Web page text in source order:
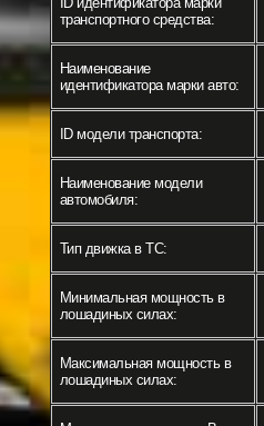
транспортного средства:
Наименование
идентификатора марки авто:
ID модели транспорта:
Наименование модели
автомобиля:
Тип движка в ТС:
Минимальная мощность в
лошадиных силах:
Максимальная мощность в
лошадиных силах: